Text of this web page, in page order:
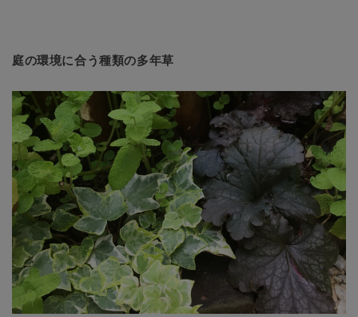
庭の環境に合う種類の多年草